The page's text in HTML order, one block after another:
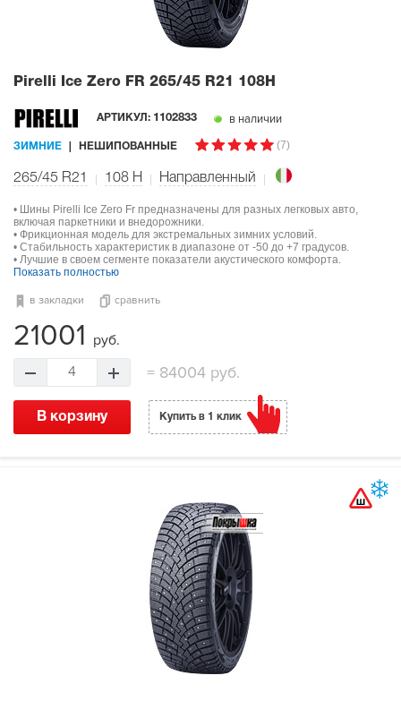
Pirelli Ice Zero FR 265/45 R21 108H
АРТИКУЛ: 1102833 в наличии
ЗИМНИЕ НЕШИПОВАННЫЕ (7)
265/45 R21 108 H Направленный
• Шины Pirelli Ice Zero Fr предназначены для разных легковых авто,
включая паркетники и внедорожники.
• Фрикционная модель для экстремальных зимних условий.
• Стабильность характеристик в диапазоне от -50 до +7 градусов.
• Лучшие в своем сегменте показатели акустического комфорта.
Показать полностью
в закладки сравнить
21001 руб.
4 =84004 руб.
В корзину Купить в 1 клик